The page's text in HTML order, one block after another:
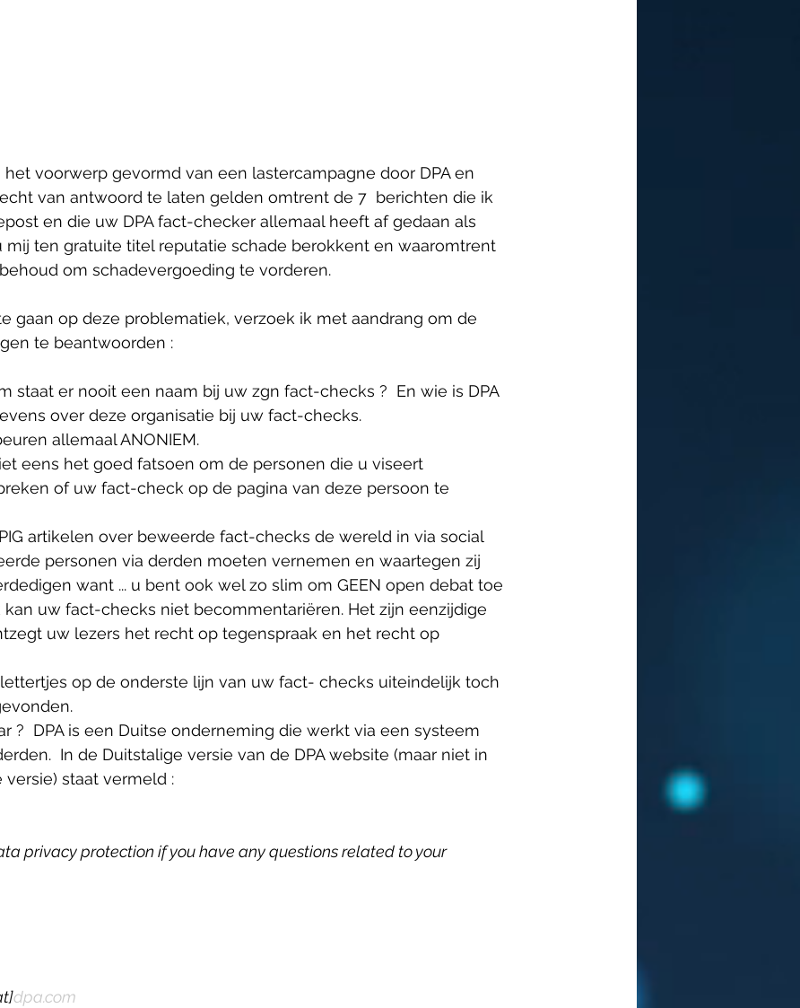
het voorwerp gevormd van een lastercampagne door DPA en
van antwoord te laten gelden omtrent de 7  berichten die ik
en die uw DPA fact-checker allemaal heeft af gedaan als
mij ten gratuite titel reputatie schade berokkent en waaromtrent
om schadevergoeding te vorderen.
gaan op deze problematiek, verzoek ik met aandrang om de
te beantwoorden :
staat er nooit een naam bij uw zgn fact-checks ?  En wie is DPA
over deze organisatie bij uw fact-checks.
allemaal ANONIEM.
eens het goed fatsoen om de personen die u viseert
of uw fact-check op de pagina van deze persoon te
artikelen over beweerde fact-checks de wereld in via social
personen via derden moeten vernemen en waartegen zij
want ... u bent ook wel zo slim om GEEN open debat toe
uw fact-checks niet becommentariëren. Het zijn eenzijdige
uw lezers het recht op tegenspraak en het recht op
op de onderste lijn van uw fact- checks uiteindelijk toch
?  DPA is een Duitse onderneming die werkt via een systeem
In de Duitstalige versie van de DPA website (maar niet in
staat vermeld :
privacy protection if you have any questions related to your
dpa.com